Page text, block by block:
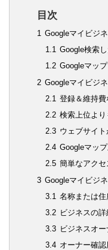
目次
1 Googleマイビジ
1.1
Google検索
1.2 Googleマッ
2 Googleマイビジ
2.1
登録＆維持
2.2 検索上位より
2.3 ウェブサイ
2.4 Googleマッ
2.5 簡単なアク
3 Googleマイビジ
3.1
名称または
3.2 ビジネスの詳
3.3 ビジネスオ
3.4 オーナー確